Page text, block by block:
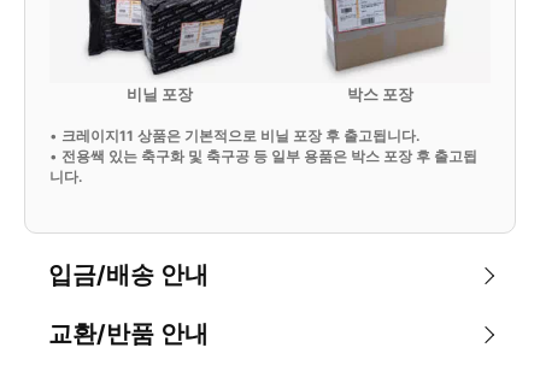
비닐 포장 박스 포장
• 크레이지11 상품은 기본적으로 비닐 포장 후 출고됩니다.
• 전용쌕 있는 축구화 및 축구공 등 일부 용품은 박스 포장 후 출고됩
니다.
입금/배송 안내
교환/반품 안내